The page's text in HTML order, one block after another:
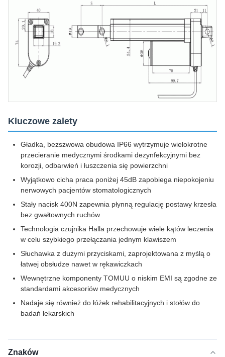
Kluczowe zalety
Gładka, bezszwowa obudowa IP66 wytrzymuje wielokrotne
przecieranie medycznymi środkami dezynfekcyjnymi bez
korozji, odbarwień i łuszczenia się powierzchni
Wyjątkowo cicha praca poniżej 45dB zapobiega niepokojeniu
nerwowych pacjentów stomatologicznych
Stały nacisk 400N zapewnia płynną regulację postawy krzesła
bez gwałtownych ruchów
Technologia czujnika Halla przechowuje wiele kątów leczenia
w celu szybkiego przełączania jednym klawiszem
Słuchawka z dużymi przyciskami, zaprojektowana z myślą o
łatwej obsłudze nawet w rękawiczkach
Wewnętrzne komponenty TOMUU o niskim EMI są zgodne ze
standardami akcesoriów medycznych
Nadaje się również do łóżek rehabilitacyjnych i stołów do
badań lekarskich
Znaków